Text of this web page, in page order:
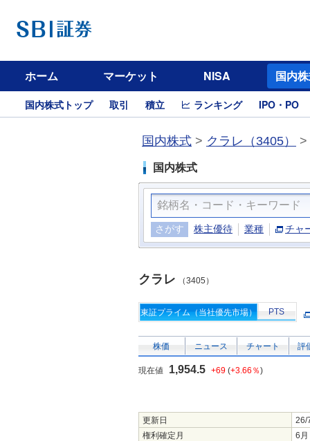
ホーム マーケット NISA 国内
国内株式トップ 取引 積立 ランキング IPO・PO
国内株式 > クラレ（3405） >
国内株式
さがす 株主優待 業種 チャ
クラレ （3405）
東証プライム（当社優先市場） PTS
株価 ニュース チャート 評
現在値 1,954.5 +69 (+3.66％)
更新日
26/
権利確定月
6